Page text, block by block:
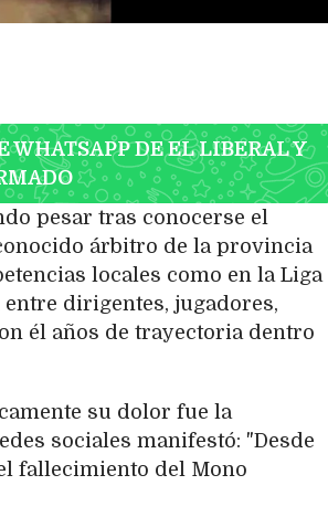
WHATSAPP DE EL LIBERAL Y
pesar tras conocerse el
árbitro de la provincia
locales como en la Liga
dirigentes, jugadores,
él años de trayectoria dentro
su dolor fue la
sociales manifestó: "Desde
fallecimiento del Mono